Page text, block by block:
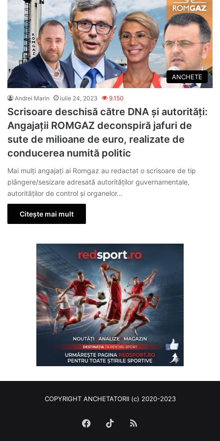
ANCHETE
Andrei Marin iulie 24, 2023 9.150
Scrisoare deschisă către DNA și autorități:
Angajații ROMGAZ deconspiră jafuri de
sute de milioane de euro, realizate de
conducerea numită politic
Mai mulți angajați ai Romgaz au redactat o scrisoare de tip
plângere/sesizare adresată autorităților guvernamentale,
autorităților de control și organelor…
Citește mai mult
COPYRIGHT ANCHETATORII (c) 2020-2023
Facebook
TikTok